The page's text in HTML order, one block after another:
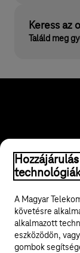
Keress az
Találd meg
© 2026 Magyar
ÁSZF
Adatvédelem
A Magyar
követésre
alkalmazott
eszközödön,
gombok